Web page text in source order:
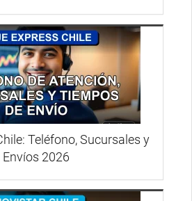
Teléfono, Sucursales y
Envíos 2026